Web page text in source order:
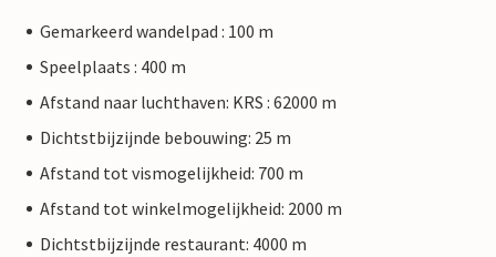
Gemarkeerd wandelpad : 100 m
Speelplaats : 400 m
Afstand naar luchthaven: KRS : 62000 m
Dichtstbijzijnde bebouwing: 25 m
Afstand tot vismogelijkheid: 700 m
Afstand tot winkelmogelijkheid: 2000 m
Dichtstbijzijnde restaurant: 4000 m